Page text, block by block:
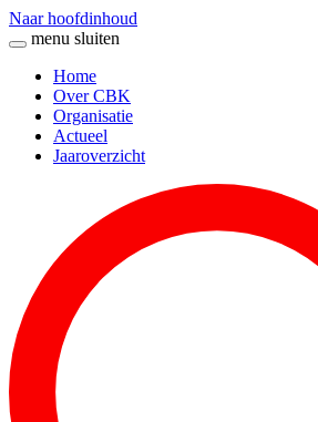
Naar hoofdinhoud
menu sluiten
Home
Over CBK
Organisatie
Actueel
Jaaroverzicht